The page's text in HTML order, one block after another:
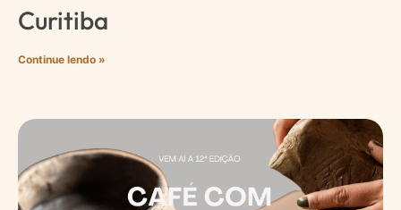
Curitiba
Continue lendo »